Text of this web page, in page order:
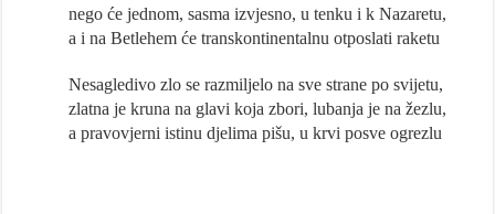
nego će jednom, sasma izvjesno, u tenku i k Nazaretu,
a i na Betlehem će transkontinentalnu otposlati raketu
Nesagledivo zlo se razmiljelo na sve strane po svijetu,
zlatna je kruna na glavi koja zbori, lubanja je na žezlu,
a pravovjerni istinu djelima pišu, u krvi posve ogrezlu